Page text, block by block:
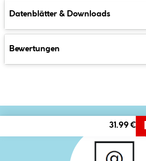
Datenblätter & Downloads
Bewertungen
31.99 €